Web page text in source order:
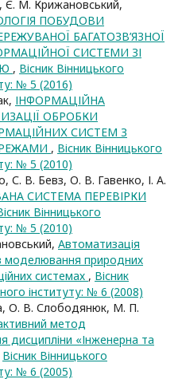
Є. М. Крижановський,
ПОБУДОВИ
БАГАТОЗВ’ЯЗНОЇ
СИСТЕМИ ЗІ
, Вісник Вінницького
№ 5 (2016)
ІНФОРМАЦІЙНА
ОБРОБКИ
СИСТЕМ З
, Вісник Вінницького
№ 5 (2010)
С. В. Бевз, О. В. Гавенко, І. А.
СИСТЕМА ПЕРЕВІРКИ
Вінницького
№ 5 (2010)
Автоматизація
моделювання природних
системах , Вісник
інституту: № 6 (2008)
О. В. Слободянюк, М. П.
метод
дисципліни «Інженерна та
Вісник Вінницького
№ 6 (2005)